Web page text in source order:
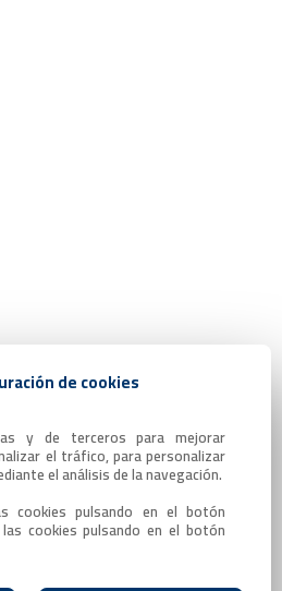
de cookies
y de terceros para mejorar
el tráfico, para personalizar
el análisis de la navegación.
cookies pulsando en el botón
cookies pulsando en el botón